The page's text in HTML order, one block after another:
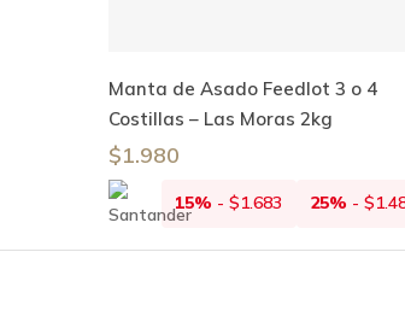
Añadir Al Carrito
Manta de Asado Feedlot 3 o 4
Costillas – Las Moras 2kg
$1.980
15% -$1.683 25% -$